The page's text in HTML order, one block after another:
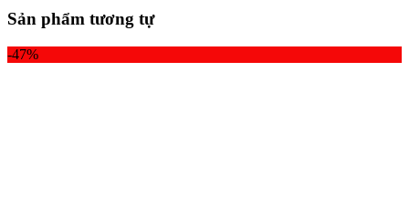
Sản phẩm tương tự
-47%